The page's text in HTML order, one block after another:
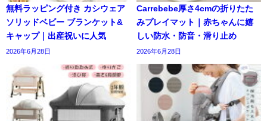
無料ラッピング付き カシウェア
ソリッドベビー ブランケット&
キャップ｜出産祝いに人気
2026年6月28日
Carrebebe厚さ4cmの折りたた
みプレイマット｜赤ちゃんに嬉
しい防水・防音・滑り止め
2026年6月28日